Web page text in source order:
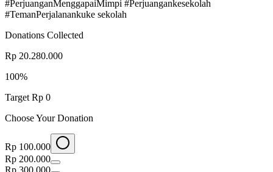
#PerjuanganMenggapaiMimpi #Perjuangankesekolah
#TemanPerjalanankuke sekolah
Donations Collected
Rp 20.280.000
100%
Target Rp 0
Choose Your Donation
Rp 100.000
Rp 200.000
Rp 300.000